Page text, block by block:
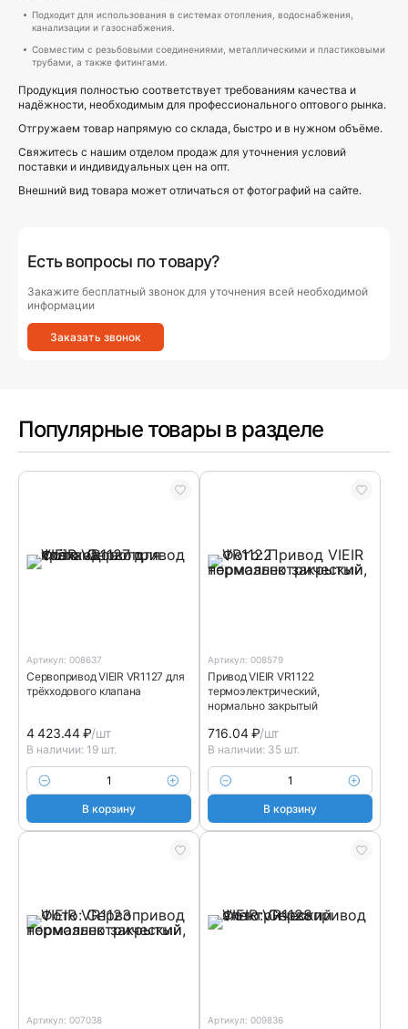
Подходит для использования в системах отопления, водоснабжения,
канализации и газоснабжения.
Совместим с резьбовыми соединениями, металлическими и пластиковыми
трубами, а также фитингами.
Продукция полностью соответствует требованиям качества и
надёжности, необходимым для профессионального оптового рынка.
Отгружаем товар напрямую со склада, быстро и в нужном объёме.
Свяжитесь с нашим отделом продаж для уточнения условий
поставки и индивидуальных цен на опт.
Внешний вид товара может отличаться от фотографий на сайте.
Есть вопросы по товару?
Закажите бесплатный звонок для уточнения всей необходимой
информации
Заказать звонок
Популярные товары в разделе
Артикул: 008637
Сервопривод VIEIR VR1127 для
трёхходового клапана
4 423.44₽/шт
В наличии: 19 шт.
В корзину
Артикул: 008579
Привод VIEIR VR1122
термоэлектрический,
нормально закрытый
716.04₽/шт
В наличии: 35 шт.
В корзину
Артикул: 007038 Артикул: 009836